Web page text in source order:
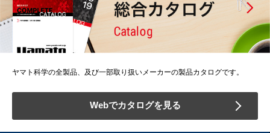
ヤマト科学の全製品、及び一部取り扱いメーカーの製品カタログです。
Webでカタログを見る